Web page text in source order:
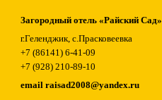
Загородный отель «Райский Сад»
г.Геленджик, с.Прасковеевка
+7 (86141) 6-41-09
+7 (928) 210-89-10
email raisad2008@yandex.ru